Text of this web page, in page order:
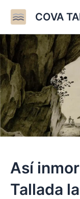
contenido
COVA
Así
Tallada